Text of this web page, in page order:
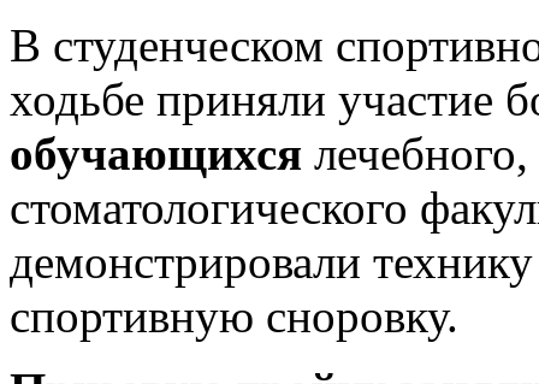
В студенческом
ходьбе приняли участие
обучающихся
стоматологического
демонстрировали
спортивную сноровку.